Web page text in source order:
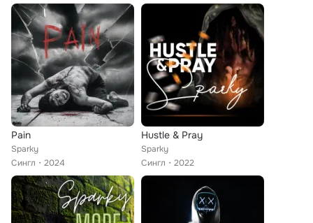
Pain
Sparky
Сингл
2024
Hustle & Pray
Sparky
Сингл
2022